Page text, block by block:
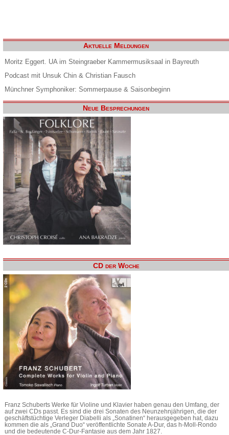
Aktuelle Meldungen
Moritz Eggert. UA im Steingraeber Kammermusiksaal in Bayreuth
Podcast mit Unsuk Chin & Christian Fausch
Münchner Symphoniker: Sommerpause & Saisonbeginn
Neue Besprechungen
CD der Woche
Franz Schuberts Werke für Violine und Klavier haben genau den Umfang, der
auf zwei CDs passt. Es sind die drei Sonaten des Neunzehnjährigen, die der
geschäftstüchtige Verleger Diabelli als „Sonatinen“ herausgegeben hat, dazu
kommen die als „Grand Duo“ veröffentlichte Sonate A-Dur, das h-Moll-Rondo
und die bedeutende C-Dur-Fantasie aus dem Jahr 1827.